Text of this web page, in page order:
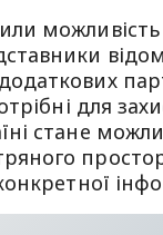
для
стане